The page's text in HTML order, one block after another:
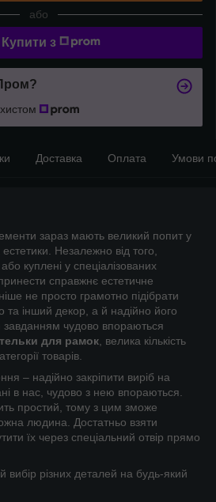
або
Купити з
Доставка Оплата Умови
зараз мають великий попит у
Незалежно від того,
куплені у спеціалізованих
справжнє естетичне
не просто грамотно підібрати
та інший декор, а й надійно його
завданням чудово впораються
для рамок , велика кількість
товарів.
– надійно закріпити виріб на
в нас, чудово з нею впораються.
простий, тому з цим зможе
людина. Достатньо взяти
їх через спеціальний отвір прямо
різних деталей на будь-який